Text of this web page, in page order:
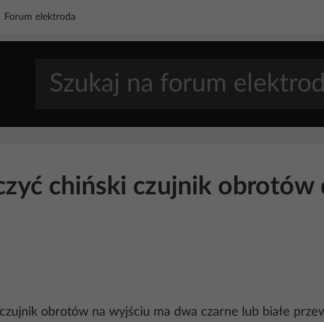
Forum elektroda
chiński czujnik
obrotów na wyjściu ma dwa czarne lub białe